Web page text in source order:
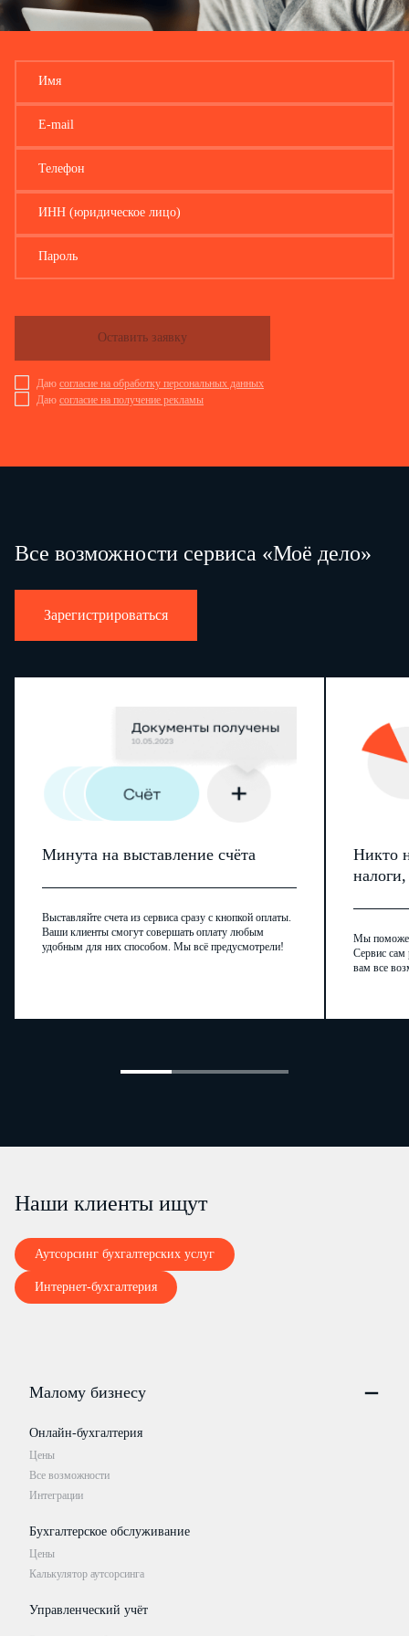
Имя
E-mail
Телефон
ИНН (юридическое лицо)
Пароль
Даю согласие на обработку персональных данных
Даю согласие на получение рекламы
Оставить заявку
Все возможности сервиса «Моё дело»
Зарегистрироваться
Минута на выставление счёта
Выставляйте счета из сервиса сразу с кнопкой оплаты.
Ваши клиенты смогут совершать оплату любым
удобным для них способом. Мы всё предусмотрели!
Никто
Мы
Сервис сам
вам все
Наши клиенты ищут
Аутсорсинг бухгалтерских услуг
Интернет-бухгалтерия
Малому бизнесу
Онлайн-бухгалтерия
Цены
Все возможности
Интеграции
Бухгалтерское обслуживание
Цены
Калькулятор аутсорсинга
Управленческий учёт